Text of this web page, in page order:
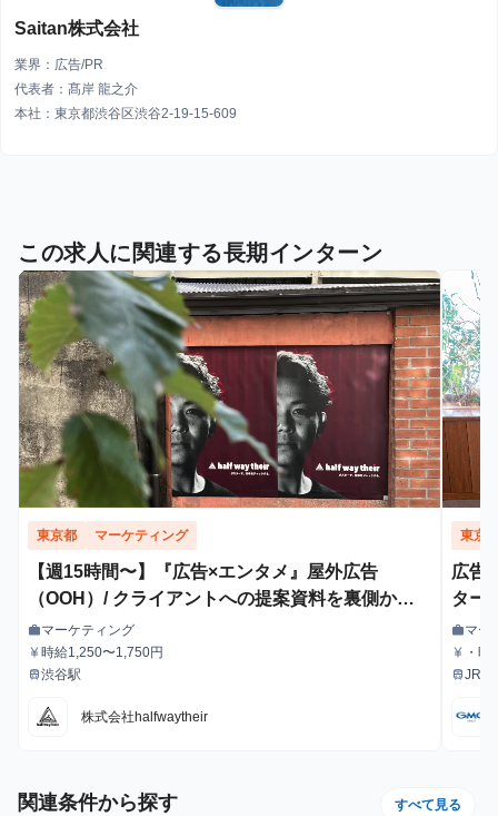
Saitan株式会社
業界：広告/PR
代表者：髙岸 龍之介
本社：東京都渋谷区渋谷2-19-15-609
この求人に関連する長期インターン
東京都 マーケティング
【週15時間〜】『広告×エンタメ』屋外広告
（OOH）/ クライアントへの提案資料を裏側から
支えるインターン！
職種
workマーケティング
給与
currency_yen 時給1,250〜1,750円
最寄駅
train渋谷駅
株式会社halfwaytheir
東京
広告
ター
職種
workマー
給与
currency_yen
・
最寄駅
trainJR山
関連条件から探す すべて見る